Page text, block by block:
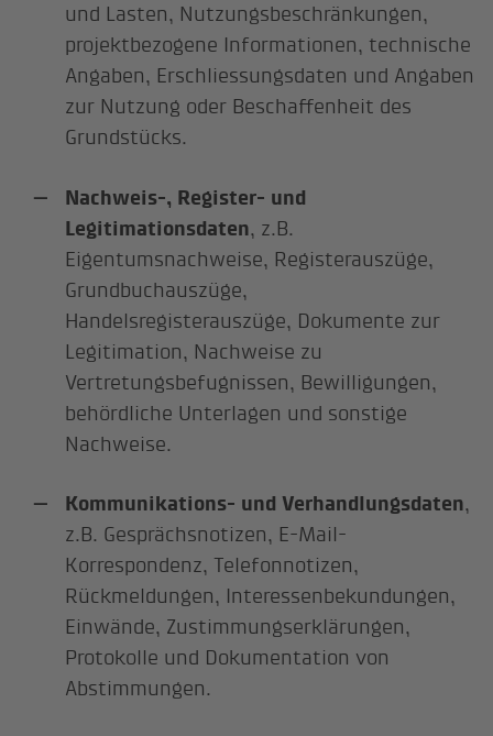
und Lasten, Nutzungsbeschränkungen,
projektbezogene Informationen, technische
Angaben, Erschliessungsdaten und Angaben
zur Nutzung oder Beschaffenheit des
Grundstücks.
Nachweis-, Register- und
Legitimationsdaten, z.B.
Eigentumsnachweise, Registerauszüge,
Grundbuchauszüge,
Handelsregisterauszüge, Dokumente zur
Legitimation, Nachweise zu
Vertretungsbefugnissen, Bewilligungen,
behördliche Unterlagen und sonstige
Nachweise.
Kommunikations- und Verhandlungsdaten,
z.B. Gesprächsnotizen, E-Mail-
Korrespondenz, Telefonnotizen,
Rückmeldungen, Interessenbekundungen,
Einwände, Zustimmungserklärungen,
Protokolle und Dokumentation von
Abstimmungen.